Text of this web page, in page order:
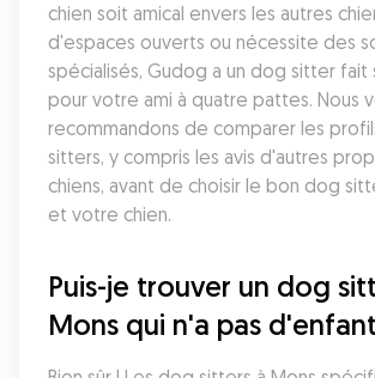
chien soit amical envers les autres
d'espaces ouverts ou nécessite des
spécialisés, Gudog a un dog sitter fait
pour votre ami à quatre pattes. Nous
recommandons de comparer les
sitters, y compris les avis d'autres
chiens, avant de choisir le bon dog
et votre chien.
Puis-je trouver un dog
Mons qui n'a pas